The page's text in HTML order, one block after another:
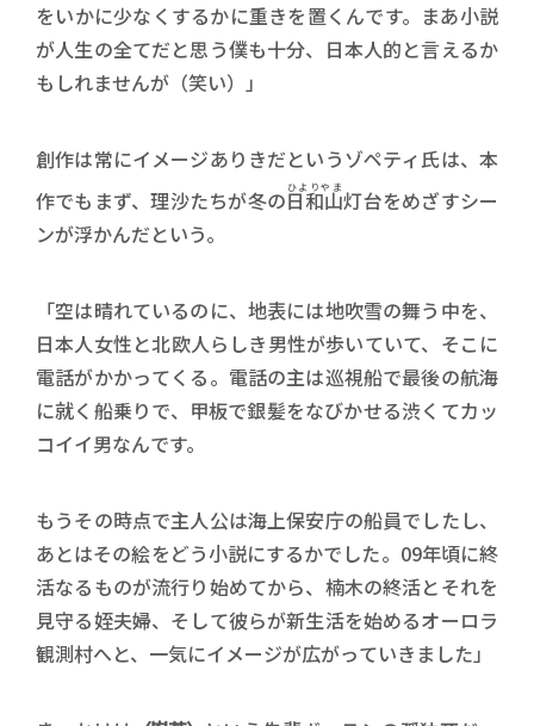
をいかに少なくするかに重きを置くんです。まあ小説
が人生の全てだと思う僕も十分、日本人的と言えるか
もしれませんが（笑い）」
創作は常にイメージありきだというゾペティ氏は、本
作でもまず、理沙たちが冬の日和山
ひよりやま灯台をめざすシー
ンが浮かんだという。
「空は晴れているのに、地表には地吹雪の舞う中を、
日本人女性と北欧人らしき男性が歩いていて、そこに
電話がかかってくる。電話の主は巡視船で最後の航海
に就く船乗りで、甲板で銀髪をなびかせる渋くてカッ
コイイ男なんです。
もうその時点で主人公は海上保安庁の船員でしたし、
あとはその絵をどう小説にするかでした。09年頃に終
活なるものが流行り始めてから、楠木の終活とそれを
見守る姪夫婦、そして彼らが新生活を始めるオーロラ
観測村へと、一気にイメージが広がっていきました」